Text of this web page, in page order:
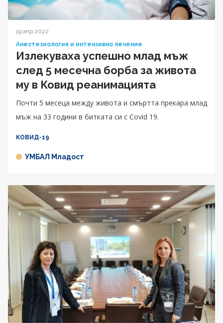
19 апр 2022
Анестезиология и интензивно лечение
Излекуваха успешно млад мъж
след 5 месечна борба за живота
му в Ковид реанимацията
Почти 5 месеца между живота и смъртта прекара млад
мъж на 33 години в битката си с Covid 19.
КОВИД-19
УМБАЛ Младост